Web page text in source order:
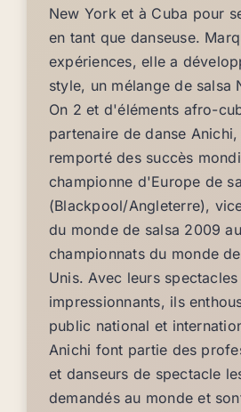
New York et à Cuba pour
en tant que danseuse.
expériences, elle a
style, un mélange de salsa
On 2 et d'éléments afro-
partenaire de danse Anichi,
remporté des succès
championne d'Europe de
(Blackpool/Angleterre),
du monde de salsa 2009
championnats du monde
Unis. Avec leurs spectacles
impressionnants, ils
public national et
Anichi font partie des
et danseurs de spectacle
demandés au monde et